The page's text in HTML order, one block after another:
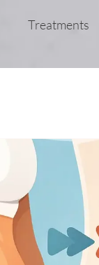
Treatments